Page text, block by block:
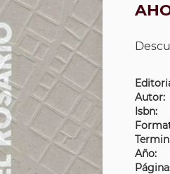
Autor:
Isbn:
Año: